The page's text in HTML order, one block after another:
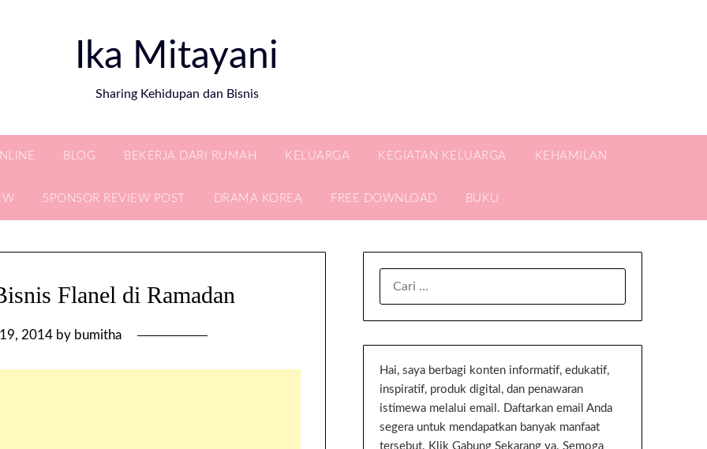
Ika Mitayani
Sharing Kehidupan dan Bisnis
BLOG BEKERJA DARI RUMAH KELUARGA KEGIATAN KELUARGA KEHAMILAN
SPONSOR REVIEW POST DRAMA KOREA FREE DOWNLOAD BUKU
Flanel di Ramadan
2014 by bumitha
Hai, saya berbagi konten informatif, edukatif,
inspiratif, produk digital, dan penawaran
istimewa melalui email. Daftarkan email Anda
segera untuk mendapatkan banyak manfaat
tersebut. Klik Gabung Sekarang ya. Semoga